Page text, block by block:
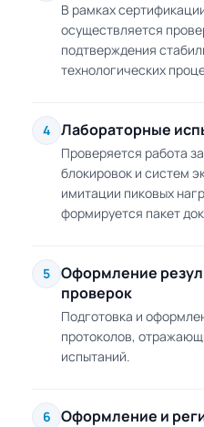
В рамках
осуществляется
подтверждения
технологических
4 Лабораторные
Проверяется работа
блокировок и систем
имитации пиковых
формируется пакет
5
Оформление
проверок
Подготовка и
протоколов,
испытаний.
6 Оформление и